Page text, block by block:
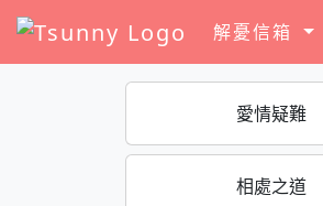
解憂信箱
愛情疑難
相處之道